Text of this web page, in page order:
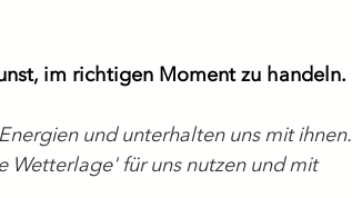
im richtigen Moment zu handeln.
und unterhalten uns mit ihnen.
Wetterlage' für uns nutzen und mit